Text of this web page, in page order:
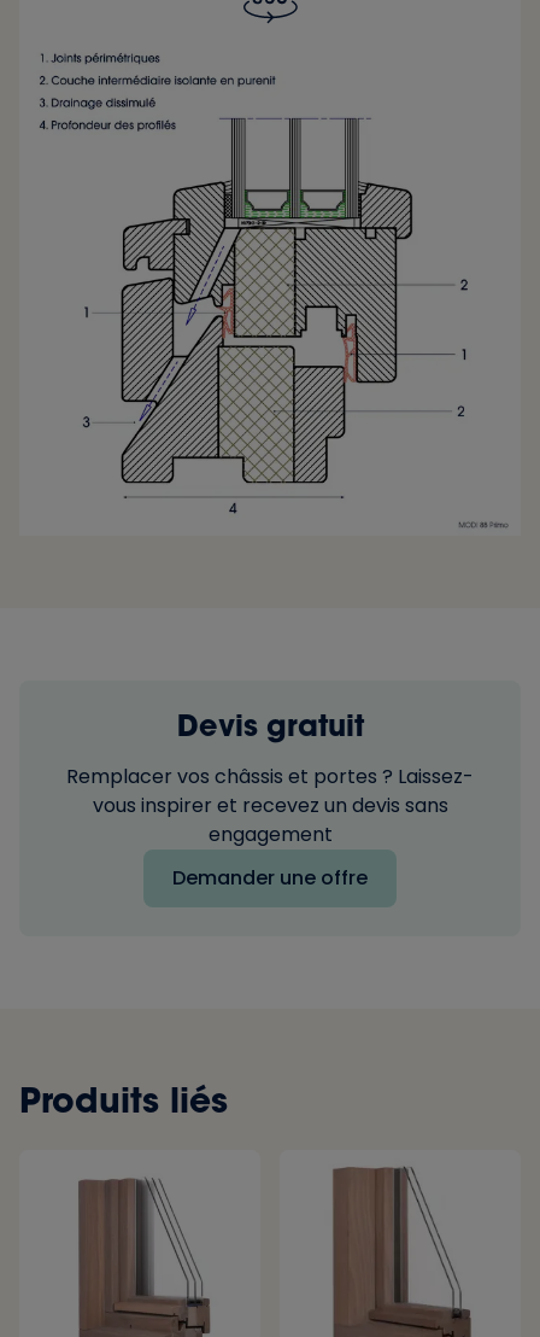
Devis gratuit
Remplacer vos châssis et portes ? Laissez-
vous inspirer et recevez un devis sans
engagement
Demander une offre
Produits liés